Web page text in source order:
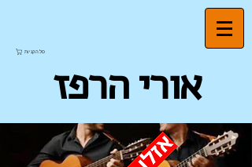
סל הקניות
אורי הרפז